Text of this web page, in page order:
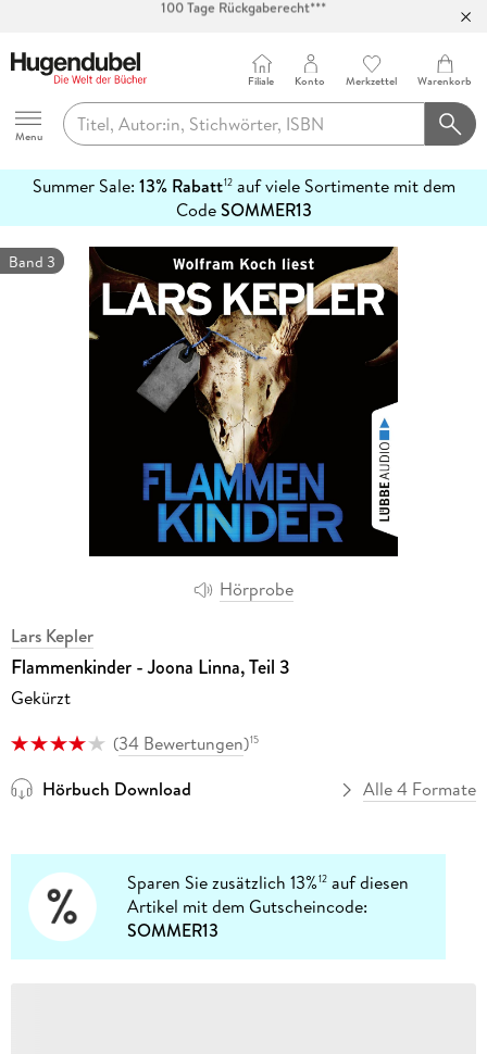
Abholung in über 100 Filialen
Hugendubel
Menu
Filiale Konto Merkzettel Warenkorb
Summer Sale: 13% Rabatt12auf viele Sortimente mit dem
CodeSOMMER13
erfahren
Hörprobe
Band 3
Lars Kepler
Flammenkinder - Joona Linna, Teil 3
Gekürzt
(34 Bewertungen)15
Hörbuch Download Alle 4 Formate
Sparen Sie zusätzlich 13%12 auf diesen
Artikel mit dem Gutscheincode:
SOMMER13